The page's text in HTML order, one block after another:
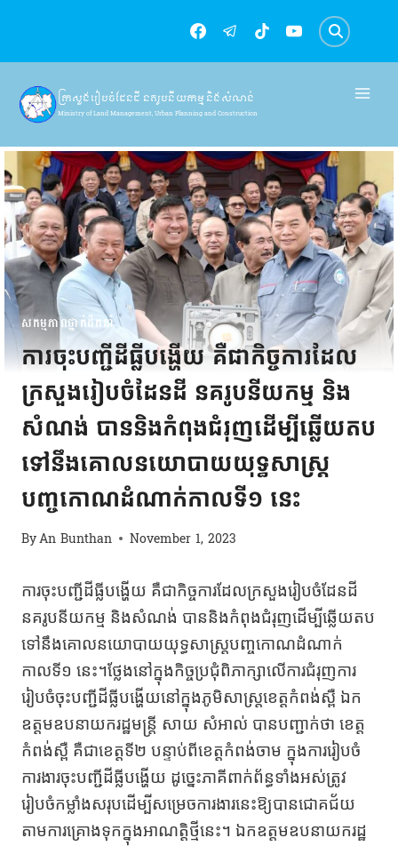
content
ក្រសួងរៀបចំដែនដី នគរូបនីយកម្ម និងសំណង់
Ministry of Land Management, Urban Planning and Construction
សកម្មភាពថ្នាក់ដឹកនាំ
ការចុះបញ្ជីដីធ្លីបង្ហើយ គឺជាកិច្ចការដែល
ក្រសួងរៀបចំដែនដី នគរូបនីយកម្ម និង
សំណង់ បាននិងកំពុងជំរុញដើម្បីឆ្លើយតប
ទៅនឹងគោលនយោបាយយុទ្ធសាស្ត្រ
បញ្ចកោណដំណាក់កាលទី១ នេះ
ByAn Bunthan November 1, 2023
ការចុះបញ្ជីដីធ្លីបង្ហើយ គឺជាកិច្ចការដែលក្រសួងរៀបចំដែនដី
នគរូបនីយកម្ម និងសំណង់ បាននិងកំពុងជំរុញដើម្បីឆ្លើយតប
ទៅនឹងគោលនយោបាយយុទ្ធសាស្ត្របញ្ចកោណដំណាក់
កាលទី១ នេះ។ថ្លែងនៅក្នុងកិច្ចប្រជុំពិភាក្សាលើការជំរុញការ
រៀបចំចុះបញ្ជីដីធ្លីបង្ហើយនៅក្នុងភូមិសាស្រ្តខេត្តកំពង់ស្ពឺ ឯក
ឧត្តមឧបនាយករដ្ឋមន្ត្រី សាយ សំអាល់ បានបញ្ជាក់ថា ខេត្ត
កំពង់ស្ពឺ គឺជាខេត្តទី២ បន្ទាប់ពីខេត្តកំពង់ចាម ក្នុងការរៀបចំ
ការងារចុះបញ្ជីដីធ្លីបង្ហើយ ដូច្នេះភាគីពាក់ព័ន្ធទាំងអស់ត្រូវ
រៀបចំកម្លាំងសរុបដើម្បីសម្រេចការងារនេះឱ្យបានជោគជ័យ
តាមការគ្រោងទុកក្នុងអាណត្តិថ្មីនេះ។ ឯកឧត្តមឧបនាយករដ្ឋ